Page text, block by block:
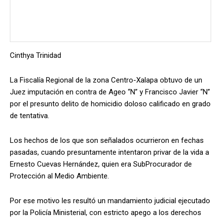
Cinthya Trinidad
La Fiscalía Regional de la zona Centro-Xalapa obtuvo de un
Juez imputación en contra de Ageo “N” y Francisco Javier “N”
por el presunto delito de homicidio doloso calificado en grado
de tentativa.
Los hechos de los que son señalados ocurrieron en fechas
pasadas, cuando presuntamente intentaron privar de la vida a
Ernesto Cuevas Hernández, quien era SubProcurador de
Protección al Medio Ambiente.
Por ese motivo les resultó un mandamiento judicial ejecutado
por la Policía Ministerial, con estricto apego a los derechos